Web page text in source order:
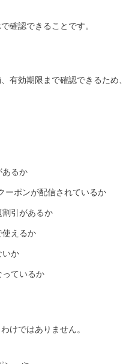
確認できることです。
有効期限まで確認できるため、
あるか
ーポンが配信されているか
割引があるか
使えるか
いか
っているか
けではありません。